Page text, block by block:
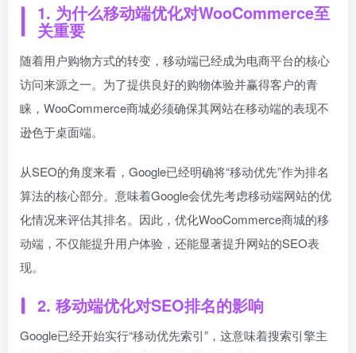
1. 为什么移动端优化对WooCommerce至
关重要
随着用户购物方式的转变，移动端已经成为电商平台的核心
访问来源之一。为了提供良好的购物体验并赢得客户的青
睐，WooCommerce商城必须确保其网站在移动端的表现不
逊色于桌面端。
从SEO的角度来看，Google已经明确将“移动优先”作为排名
算法的核心部分。意味着Google会优先考虑移动端网站的优
化情况来评估其排名。因此，优化WooCommerce商城的移
动端，不仅能提升用户体验，还能显著提升网站的SEO表
现。
2. 移动端优化对SEO排名的影响
Google已经开始实行“移动优先索引”，这意味着搜索引擎主